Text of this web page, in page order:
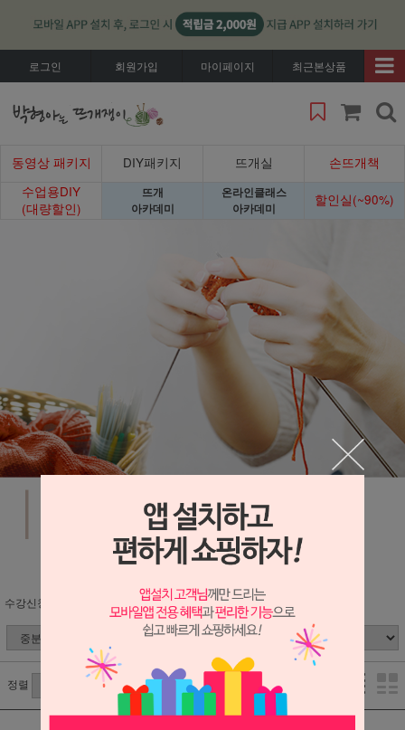
로그인 회원가입 마이페이지 최근본상품
동영상 패키지 DIY패키지 뜨개실
손뜨개책
수업용DIY
(대량할인)
뜨개
아카데미
온라인클래스
아카데미
할인실(~90%)
수강신청
정렬